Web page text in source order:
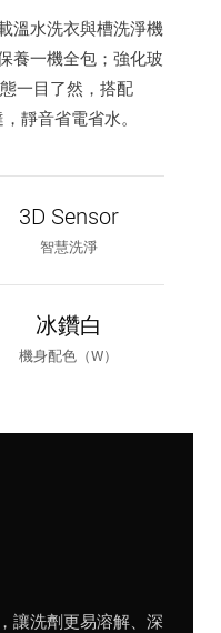
溫水洗衣與槽洗淨機
養一機全包；強化玻
一目了然，搭配
靜音省電省水。
3D Sensor
智慧洗淨
冰鑽白
機身配色（W）
讓洗劑更易溶解、深